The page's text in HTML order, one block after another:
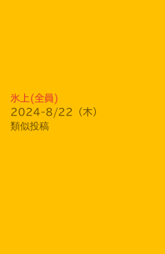
氷上(全員)
2024-8/22（木）
類似投稿